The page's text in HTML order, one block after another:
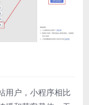
用户，小程序相比